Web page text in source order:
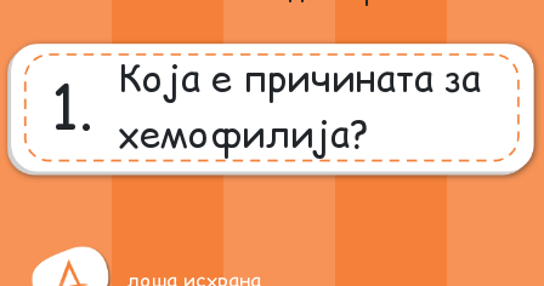
1. Која е причината за
хемофилија?
лоша исхрана